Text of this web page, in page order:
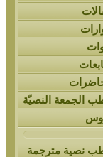
الجمعة النصيّة
نصية مترجمة